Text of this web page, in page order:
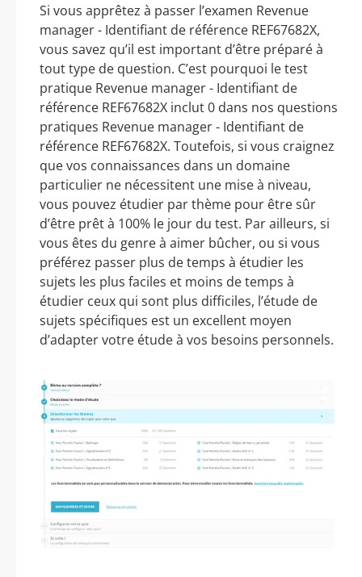
Si vous apprêtez à passer l’examen Revenue
manager - Identifiant de référence REF67682X,
vous savez qu’il est important d’être préparé à
tout type de question. C’est pourquoi le test
pratique Revenue manager - Identifiant de
référence REF67682X inclut 0 dans nos questions
pratiques Revenue manager - Identifiant de
référence REF67682X. Toutefois, si vous craignez
que vos connaissances dans un domaine
particulier ne nécessitent une mise à niveau,
vous pouvez étudier par thème pour être sûr
d’être prêt à 100% le jour du test. Par ailleurs, si
vous êtes du genre à aimer bûcher, ou si vous
préférez passer plus de temps à étudier les
sujets les plus faciles et moins de temps à
étudier ceux qui sont plus difficiles, l’étude de
sujets spécifiques est un excellent moyen
d’adapter votre étude à vos besoins personnels.